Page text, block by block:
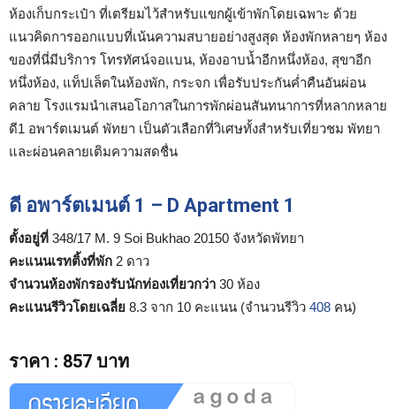
ห้องเก็บกระเป๋า ที่เตรียมไว้สำหรับแขกผู้เข้าพักโดยเฉพาะ ด้วย
แนวคิดการออกแบบที่เน้นความสบายอย่างสูงสุด ห้องพักหลายๆ ห้อง
ของที่นี่มีบริการ โทรทัศน์จอแบน, ห้องอาบน้ำอีกหนึ่งห้อง, สุขาอีก
หนึ่งห้อง, แท็ปเล็ตในห้องพัก, กระจก เพื่อรับประกันค่ำคืนอันผ่อน
คลาย โรงแรมนำเสนอโอกาสในการพักผ่อนสันทนาการที่หลากหลาย
ดี1 อพาร์ตเมนต์ พัทยา เป็นตัวเลือกที่วิเศษทั้งสำหรับเที่ยวชม พัทยา
และผ่อนคลายเติมความสดชื่น
ดี อพาร์ตเมนต์ 1 – D Apartment 1
ตั้งอยู่ที่ 348/17 M. 9 Soi Bukhao 20150 จังหวัดพัทยา
คะแนนเรทติ้งที่พัก 2 ดาว
จำนวนห้องพักรองรับนักท่องเที่ยวกว่า 30 ห้อง
คะแนนรีวิวโดยเฉลี่ย 8.3 จาก 10 คะแนน (จำนวนรีวิว 408 คน)
ราคา : 857 บาท